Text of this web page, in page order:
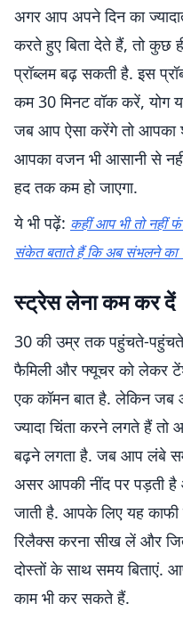
अगर आप अपने दिन का
करते हुए बिता देते हैं, तो कुछ
प्रॉब्लम बढ़ सकती है. इस
कम 30 मिनट वॉक करें, योग
जब आप ऐसा करेंगे तो आपका
आपका वजन भी आसानी से
हद तक कम हो जाएगा.
ये भी पढ़ें: कहीं आप भी तो नहीं
संकेत बताते हैं कि अब संभलने का
स्ट्रेस लेना कम कर दें
30 की उम्र तक पहुंचते-
फैमिली और फ्यूचर को लेकर
एक कॉमन बात है. लेकिन जब
ज्यादा चिंता करने लगते हैं
बढ़ने लगता है. जब आप लंबे
असर आपकी नींद पर पड़ती
जाती है. आपके लिए यह
रिलैक्स करना सीख लें और
दोस्तों के साथ समय बिताएं.
काम भी कर सकते हैं.